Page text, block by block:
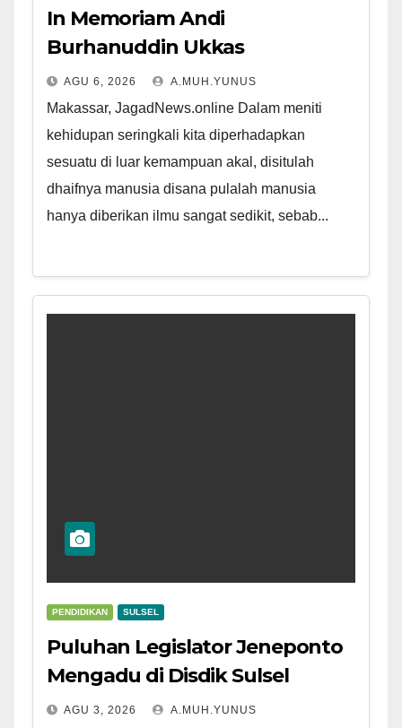
In Memoriam Andi
Burhanuddin Ukkas
AGU 6, 2026 A.MUH.YUNUS
Makassar, JagadNews.online Dalam meniti
kehidupan seringkali kita diperhadapkan
sesuatu di luar kemampuan akal, disitulah
dhaifnya manusia disana pulalah manusia
hanya diberikan ilmu sangat sedikit, sebab...
PENDIDIKAN SULSEL
Puluhan Legislator Jeneponto
Mengadu di Disdik Sulsel
AGU 3, 2026 A.MUH.YUNUS